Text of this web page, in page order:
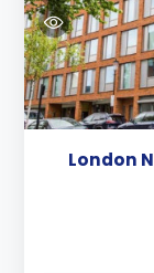
London